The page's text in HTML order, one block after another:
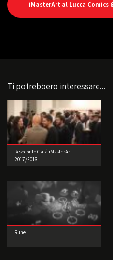
iMasterArt al Lucca Comics
Ti potrebbero interessare...
Resoconto Galà iMasterArt
2017/2018
Rune